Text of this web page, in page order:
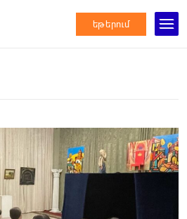
եթերում